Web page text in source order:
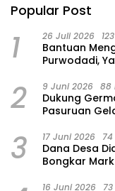
Popular Post
1 26 Juli 2026
‎Bantuan
Purwodadi,
2 9 Juni 2026 88
Dukung
Pasuruan
3 17 Juni 2026
Dana Desa
Bongkar
16 Juni 2026